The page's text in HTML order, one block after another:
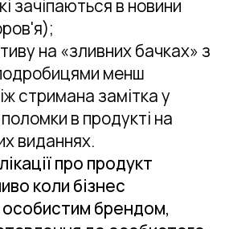
зачіпаються в новини
на «зливних бачках» з
менш
стримана замітка у
в продукті на
виданнях.
про продукт
коли бізнес
особистим брендом,